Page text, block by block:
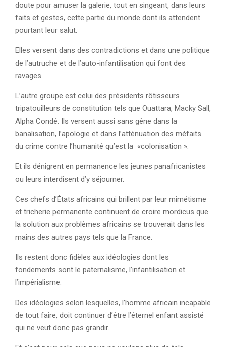
doute pour amuser la galerie, tout en singeant, dans leurs
faits et gestes, cette partie du monde dont ils attendent
pourtant leur salut.
Elles versent dans des contradictions et dans une politique
de l’autruche et de l’auto-infantilisation qui font des
ravages.
L’autre groupe est celui des présidents rôtisseurs
tripatouilleurs de constitution tels que Ouattara, Macky Sall,
Alpha Condé. Ils versent aussi sans gêne dans la
banalisation, l’apologie et dans l’atténuation des méfaits
du crime contre l’humanité qu’est la «colonisation ».
Et ils dénigrent en permanence les jeunes panafricanistes
ou leurs interdisent d’y séjourner.
Ces chefs d’États africains qui brillent par leur mimétisme
et tricherie permanente continuent de croire mordicus que
la solution aux problèmes africains se trouverait dans les
mains des autres pays tels que la France.
Ils restent donc fidèles aux idéologies dont les
fondements sont le paternalisme, l’infantilisation et
l’impérialisme.
Des idéologies selon lesquelles, l’homme africain incapable
de tout faire, doit continuer d’être l’éternel enfant assisté
qui ne veut donc pas grandir.